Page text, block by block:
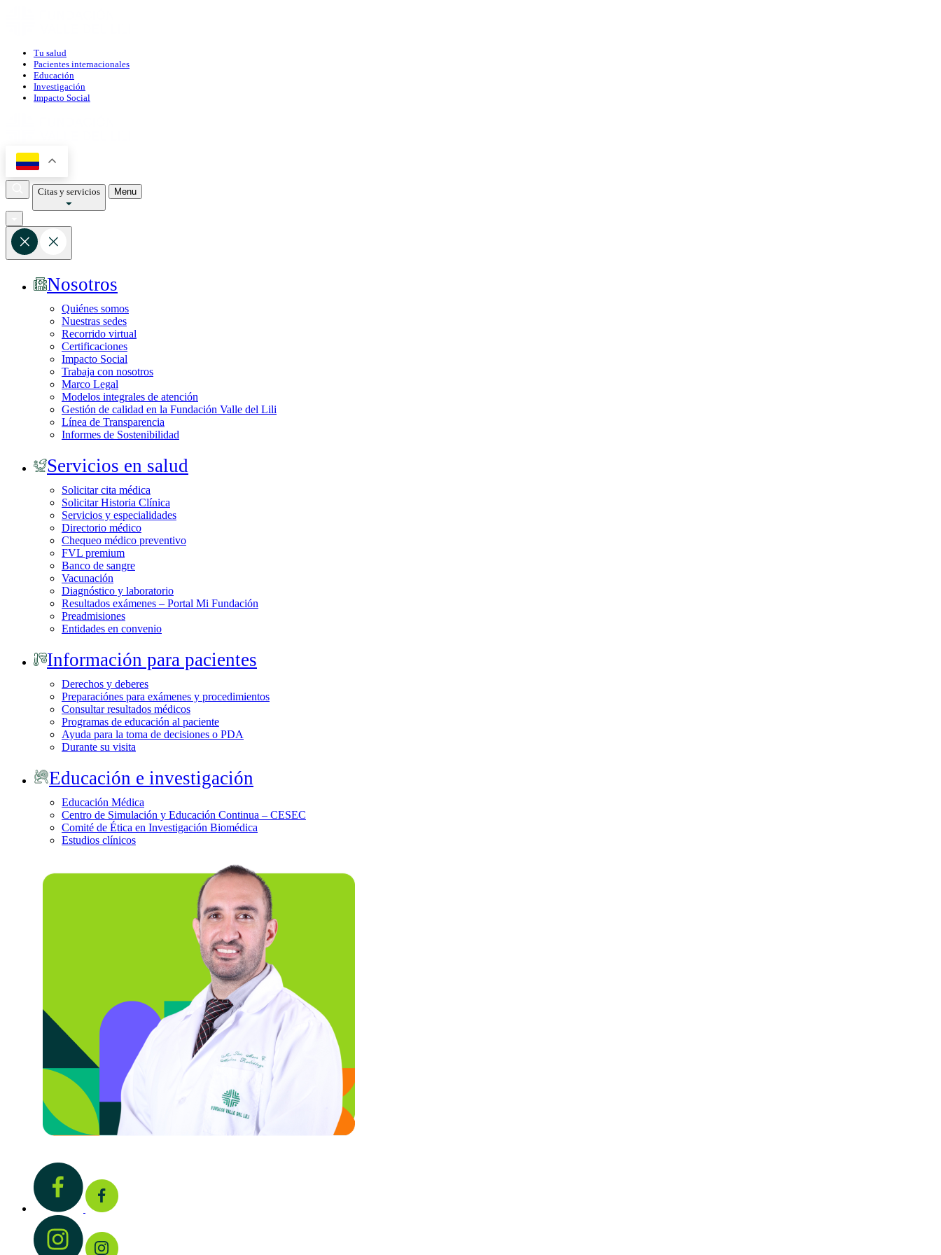
Tu salud
Pacientes internacionales
Educación
Investigación
Impacto Social
Citas y servicios Menu
Nosotros
Quiénes somos
Nuestras sedes
Recorrido virtual
Certificaciones
Impacto Social
Trabaja con nosotros
Marco Legal
Modelos integrales de atención
Gestión de calidad en la Fundación Valle del Lili
Línea de Transparencia
Informes de Sostenibilidad
Servicios en salud
Solicitar cita médica
Solicitar Historia Clínica
Servicios y especialidades
Directorio médico
Chequeo médico preventivo
FVL premium
Banco de sangre
Vacunación
Diagnóstico y laboratorio
Resultados exámenes – Portal Mi Fundación
Preadmisiones
Entidades en convenio
Información para pacientes
Derechos y deberes
Preparaciónes para exámenes y procedimientos
Consultar resultados médicos
Programas de educación al paciente
Ayuda para la toma de decisiones o PDA
Durante su visita
Educación e investigación
Educación Médica
Centro de Simulación y Educación Continua – CESEC
Comité de Ética en Investigación Biomédica
Estudios clínicos